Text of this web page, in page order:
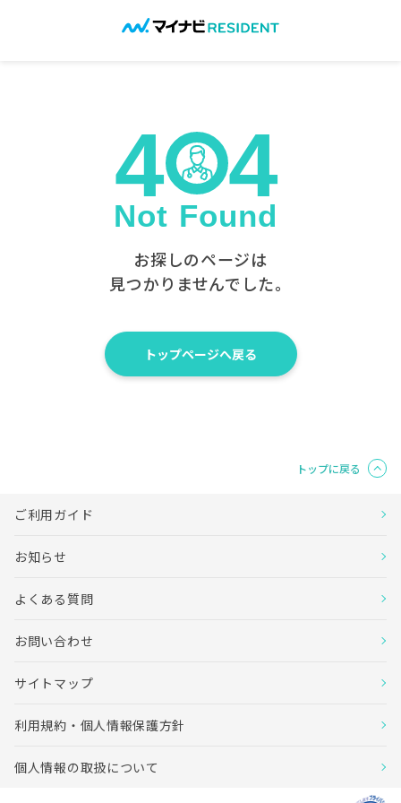
お探しのページは
見つかりませんでした。
トップページへ戻る
トップに戻る
ご利用ガイド
お知らせ
よくある質問
お問い合わせ
サイトマップ
利用規約・個人情報保護方針
個人情報の取扱について